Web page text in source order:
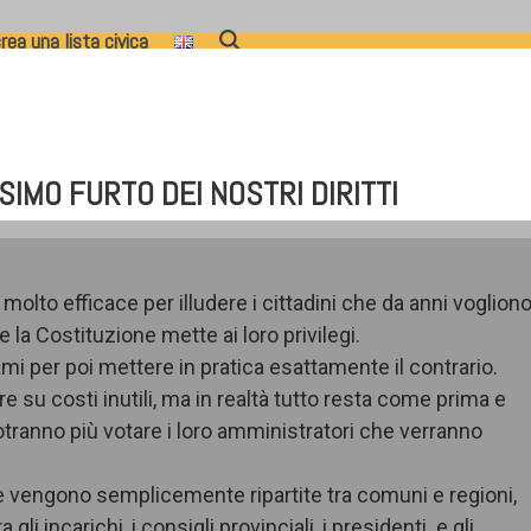
una lista civica
FURTO DEI NOSTRI DIRITTI
efficace per illudere i cittadini che da anni vogliono
la Costituzione mette ai loro privilegi.
per poi mettere in pratica esattamente il contrario.
su costi inutili, ma in realtà tutto resta come prima e
più votare i loro amministratori che verranno
semplicemente ripartite tra comuni e regioni,